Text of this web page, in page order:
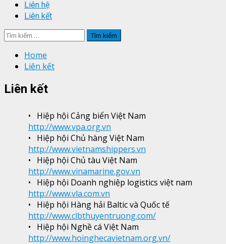
Liên hệ
Liên kết
Tìm
cho: Home
Liên kết
Liên kết
• Hiệp hội Cảng biển Việt Nam
http://www.vpa.org.vn
• Hiệp hội Chủ hàng Việt Nam
http://www.vietnamshippers.vn
• Hiệp hội Chủ tàu Việt Nam
http://www.vinamarine.gov.vn
• Hiệp hội Doanh nghiệp logistics việt nam
http://www.vla.com.vn
• Hiệp hội Hàng hải Baltic và Quốc tế
http://www.clbthuyentruong.com/
• Hiệp hội Nghề cá Việt Nam
http://www.hoinghecavietnam.org.vn/